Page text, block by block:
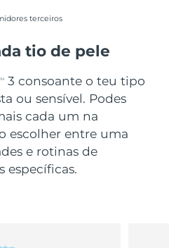
terceiros
tio de pele
3 consoante o teu tipo
ou sensível. Podes
cada um na
escolher entre uma
e rotinas de
específicas.